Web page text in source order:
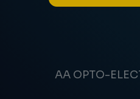
AA OPTO-